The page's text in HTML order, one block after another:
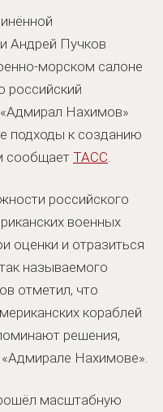
Андрей Пучков
морском салоне
российский
Нахимов»
подходы к созданию
сообщает ТАСС
российского
военных
оценки и отразиться
называемого
отметил, что
кораблей
решения,
Нахимове».
масштабную